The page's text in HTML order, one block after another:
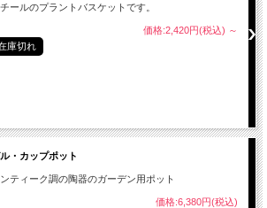
ールのプラントバスケットです。
価格:2,420円(税込) ～
庫切れ
・カップポット
ティーク調の陶器のガーデン用ポット
価格:6,380円(税込)